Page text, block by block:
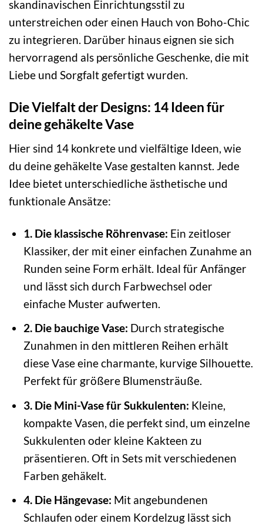
skandinavischen Einrichtungsstil zu
unterstreichen oder einen Hauch von Boho-Chic
zu integrieren. Darüber hinaus eignen sie sich
hervorragend als persönliche Geschenke, die mit
Liebe und Sorgfalt gefertigt wurden.
Die Vielfalt der Designs: 14 Ideen für
deine gehäkelte Vase
Hier sind 14 konkrete und vielfältige Ideen, wie
du deine gehäkelte Vase gestalten kannst. Jede
Idee bietet unterschiedliche ästhetische und
funktionale Ansätze:
1. Die klassische Röhrenvase: Ein zeitloser
Klassiker, der mit einer einfachen Zunahme an
Runden seine Form erhält. Ideal für Anfänger
und lässt sich durch Farbwechsel oder
einfache Muster aufwerten.
2. Die bauchige Vase: Durch strategische
Zunahmen in den mittleren Reihen erhält
diese Vase eine charmante, kurvige Silhouette.
Perfekt für größere Blumensträuße.
3. Die Mini-Vase für Sukkulenten: Kleine,
kompakte Vasen, die perfekt sind, um einzelne
Sukkulenten oder kleine Kakteen zu
präsentieren. Oft in Sets mit verschiedenen
Farben gehäkelt.
4. Die Hängevase: Mit angebundenen
Schlaufen oder einem Kordelzug lässt sich